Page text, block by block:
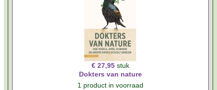
€ 27,95 stuk
Dokters van nature
1 product in voorraad